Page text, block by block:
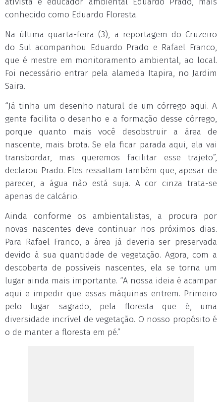
conhecido como Eduardo Floresta.
Na última quarta-feira (3), a reportagem do Cruzeiro
do Sul acompanhou Eduardo Prado e Rafael Franco,
que é mestre em monitoramento ambiental, ao local.
Foi necessário entrar pela alameda Itapira, no Jardim
Saira.
“Já tinha um desenho natural de um córrego aqui. A
gente facilita o desenho e a formação desse córrego,
porque quanto mais você desobstruir a área de
nascente, mais brota. Se ela ficar parada aqui, ela vai
transbordar, mas queremos facilitar esse trajeto”,
declarou Prado. Eles ressaltam também que, apesar de
parecer, a água não está suja. A cor cinza trata-se
apenas de calcário.
Ainda conforme os ambientalistas, a procura por
novas nascentes deve continuar nos próximos dias.
Para Rafael Franco, a área já deveria ser preservada
devido à sua quantidade de vegetação. Agora, com a
descoberta de possíveis nascentes, ela se torna um
lugar ainda mais importante. “A nossa ideia é acampar
aqui e impedir que essas máquinas entrem. Primeiro
pelo lugar sagrado, pela floresta que é, uma
diversidade incrível de vegetação. O nosso propósito é
o de manter a floresta em pé.”